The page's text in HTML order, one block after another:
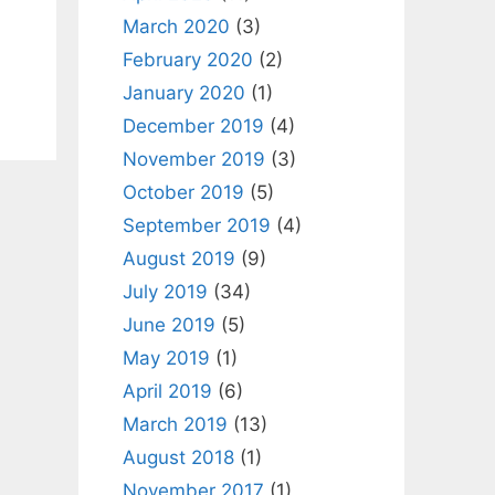
March 2020 (3)
February 2020 (2)
January 2020 (1)
December 2019 (4)
November 2019 (3)
October 2019 (5)
September 2019 (4)
August 2019 (9)
July 2019 (34)
June 2019 (5)
May 2019 (1)
April 2019 (6)
March 2019 (13)
August 2018 (1)
November 2017 (1)